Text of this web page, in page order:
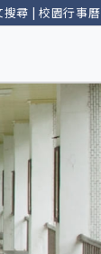
搜尋 | 校園行事曆